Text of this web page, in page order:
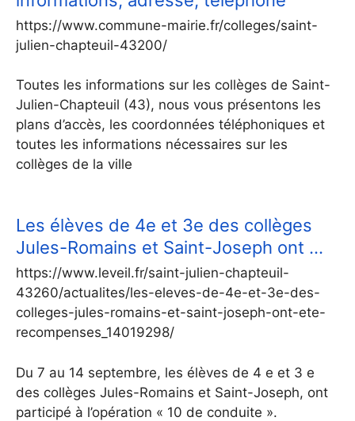
https://www.commune-mairie.fr/colleges/saint-
julien-chapteuil-43200/
Toutes les informations sur les collèges de Saint-
Julien-Chapteuil (43), nous vous présentons les
plans d’accès, les coordonnées téléphoniques et
toutes les informations nécessaires sur les
collèges de la ville
Les élèves de 4e et 3e des collèges
Jules-Romains et Saint-Joseph ont …
https://www.leveil.fr/saint-julien-chapteuil-
43260/actualites/les-eleves-de-4e-et-3e-des-
colleges-jules-romains-et-saint-joseph-ont-ete-
recompenses_14019298/
Du 7 au 14 septembre, les élèves de 4 e et 3 e
des collèges Jules-Romains et Saint-Joseph, ont
participé à l’opération « 10 de conduite ».